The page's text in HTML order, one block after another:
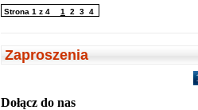
Strona 1 z 4 1 2 3 4
Zaproszenia
Dołącz do nas